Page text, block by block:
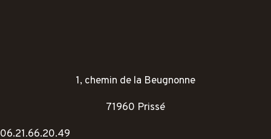
1, chemin de la Beugnonne
71960 Prissé
06.21.66.20.49